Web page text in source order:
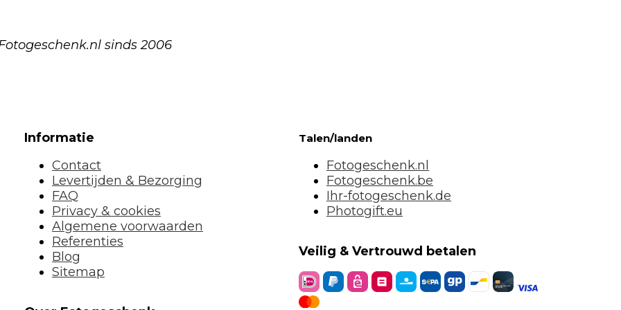
sinds 2006
Informatie
Contact
Levertijden & Bezorging
FAQ
Privacy & cookies
Algemene voorwaarden
Referenties
Blog
Sitemap
Talen/landen
Fotogeschenk.nl
Fotogeschenk.be
Ihr-fotogeschenk.de
Photogift.eu
Veilig & Vertrouwd betalen